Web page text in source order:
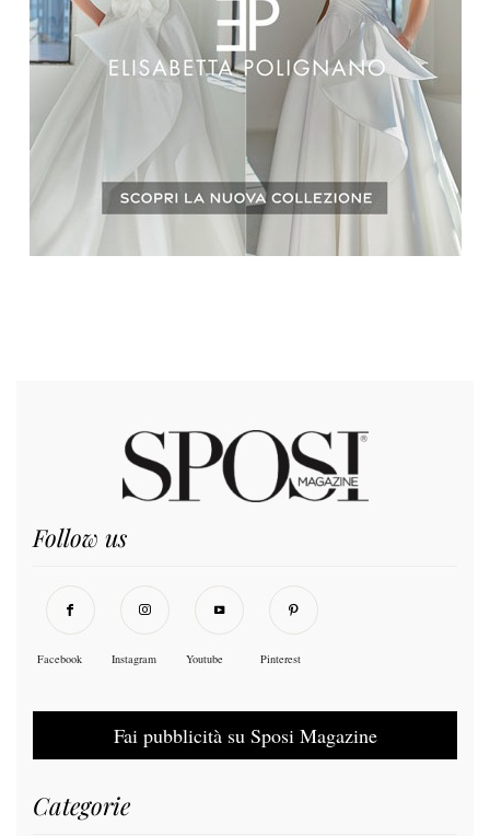
Follow us
Facebook Instagram Youtube Pinterest
Fai pubblicità su Sposi Magazine
Categorie